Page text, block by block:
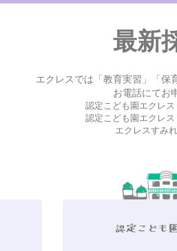
最新
エクレスでは「教育実習」「保
お電話にてお
認定こども園エクレス
認定こども園エクレス
エクレスすみ